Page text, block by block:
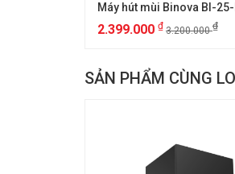
Máy hút mùi Binova BI-
2.399.000 ₫ 3.200.000₫
SẢN PHẨM CÙNG